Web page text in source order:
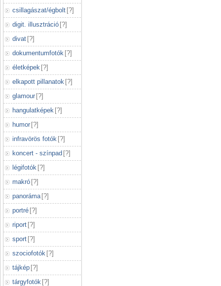
csillagászat/égbolt [?]
digit. illusztráció [?]
divat [?]
dokumentumfotók [?]
életképek [?]
elkapott pillanatok [?]
glamour [?]
hangulatképek [?]
humor [?]
infravörös fotók [?]
koncert - színpad [?]
légifotók [?]
makró [?]
panoráma [?]
portré [?]
riport [?]
sport [?]
szociofotók [?]
tájkép [?]
tárgyfotók [?]